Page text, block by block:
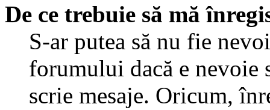
De ce trebuie să mă
S-ar putea să nu fie
forumului dacă e nevoie
scrie mesaje. Oricum,